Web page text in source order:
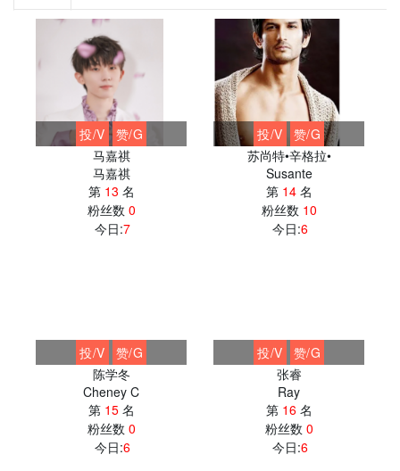
投/V
赞/G
马嘉祺
马嘉祺
第 13 名
粉丝数 0
今日:7
投/V
赞/G
苏尚特•辛格拉•
Susante
第 14名
粉丝数 10
今日:6
投/V
赞/G
陈学冬
Cheney C
第 15名
粉丝数 0
今日:6
投/V
赞/G
张睿
Ray
第 16名
粉丝数 0
今日:6